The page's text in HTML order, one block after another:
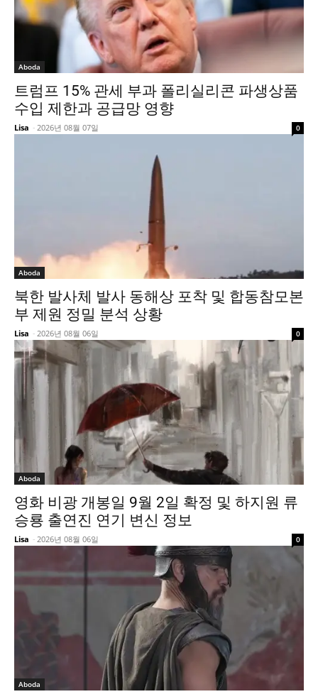
Aboda
트럼프 15% 관세 부과 폴리실리콘 파생상품
수입 제한과 공급망 영향
Lisa - 2026년 08월 07일 0
Aboda
북한 발사체 발사 동해상 포착 및 합동참모본
부 제원 정밀 분석 상황
Lisa - 2026년 08월 06일 0
Aboda
영화 비광 개봉일 9월 2일 확정 및 하지원 류
승룡 출연진 연기 변신 정보
Lisa - 2026년 08월 06일 0
Aboda